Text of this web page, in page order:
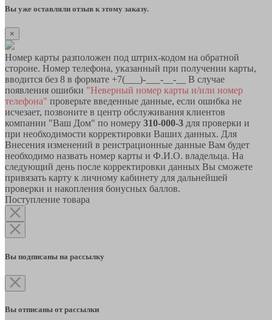
Вы уже оставляли отзыв к этому заказу.
×
Номер карты разположен под штрих-кодом на обратной
стороне. Номер телефона, указанный при получении карты,
вводится без 8 в формате +7(___)-___-__-__ В случае
появления ошибки "Неверный номер карты и/или номер
телефона" проверьте введенные данные, если ошибка не
исчезает, позвоните в центр обслуживания клиентов
компании "Ваш Дом" по номеру 310-000-3 для проверки и
при необходимости корректировки Ваших данных. Для
Внесения изменений в реистрационные данные Вам будет
необходимо назвать номер карты и Ф.И.О. владельца. На
следующий день после корректировки данных Вы сможете
привязать карту к личному кабинету для дальнейшей
проверки и накопления бонусных баллов.
Поступление товара
Вы подписаны на рассылку
Вы отписаны от рассылки